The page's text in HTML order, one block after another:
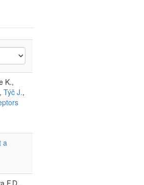
K.,
, Týč J.,
a
F.D.,